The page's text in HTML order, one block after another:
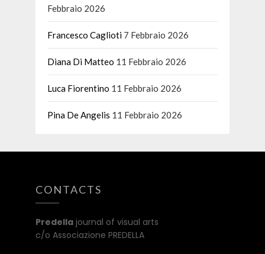
Febbraio 2026
Francesco Caglioti 7 Febbraio 2026
Diana Di Matteo 11 Febbraio 2026
Luca Fiorentino 11 Febbraio 2026
Pina De Angelis 11 Febbraio 2026
CONTACTS
Predella journal of visual arts
c/o Associazione PREDELLA